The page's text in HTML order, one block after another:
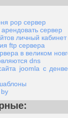
рор сервер
сервер
личный кабинет
ftp сервера
в великом
dns
joomla с